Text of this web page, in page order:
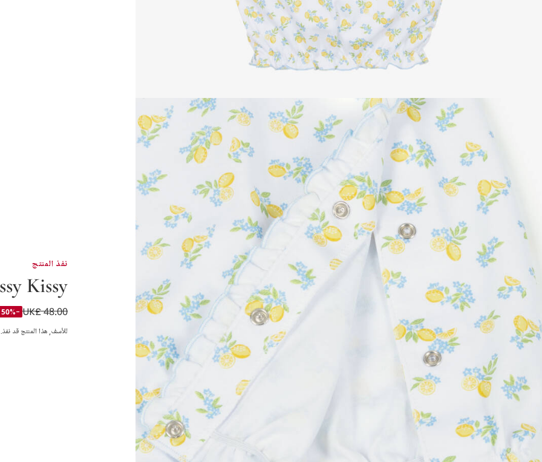
نفذ المنتج
Kissy
فستان قطن بيما
UK£ 48.00
-50%
للأسف, هذا المنتج قد نفذ.